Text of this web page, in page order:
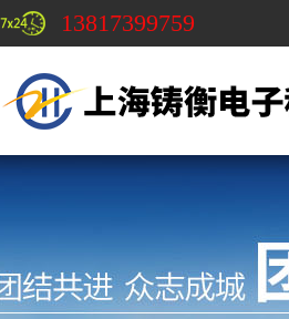
13817399759